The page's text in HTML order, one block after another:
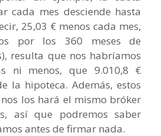
cada mes desciende hasta
25,03 € menos cada mes,
por los 360 meses de
resulta que nos habríamos
ni menos, que 9.010,8 €
la hipoteca. Además, estos
los hará el mismo bróker
así que podremos saber
antes de firmar nada.